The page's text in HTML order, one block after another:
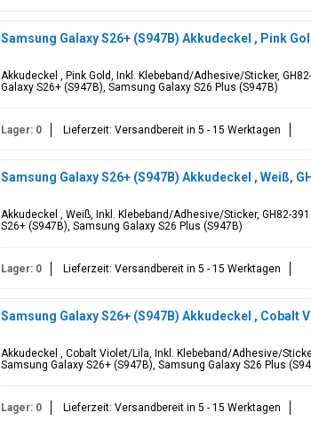
Samsung Galaxy S26+ (S947B) Akkudeckel , Pink
Akkudeckel , Pink Gold, Inkl. Klebeband/Adhesive/Sticker,
Galaxy S26+ (S947B), Samsung Galaxy S26 Plus (S947B)
Lager: 0 Lieferzeit: Versandbereit in 5 - 15 Werktagen
Samsung Galaxy S26+ (S947B) Akkudeckel , Weiß,
Akkudeckel , Weiß, Inkl. Klebeband/Adhesive/Sticker, GH82-
S26+ (S947B), Samsung Galaxy S26 Plus (S947B)
Lager: 0 Lieferzeit: Versandbereit in 5 - 15 Werktagen
Samsung Galaxy S26+ (S947B) Akkudeckel , Cobalt
Akkudeckel , Cobalt Violet/Lila, Inkl. Klebeband/Adhesive/
Samsung Galaxy S26+ (S947B), Samsung Galaxy S26 Plus
Lager: 0 Lieferzeit: Versandbereit in 5 - 15 Werktagen